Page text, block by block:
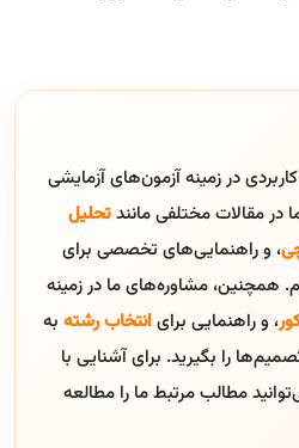
در زمینه آزمون‌های آزمایشی
در مقالات مختلفی مانندتحلیل
، و راهنمایی‌های تخصصی برای
همچنین، مشاوره‌های ما در زمینه
، و راهنمایی برایانتخاب رشته به
را بگیرید. برای آشنایی با
مطالب مرتبط ما را مطالعه